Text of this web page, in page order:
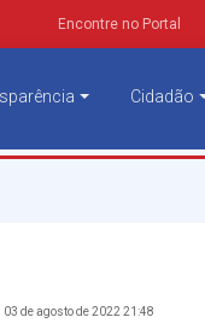
Encontre no Portal
Cidadão
03 de agosto de 2022 21:48